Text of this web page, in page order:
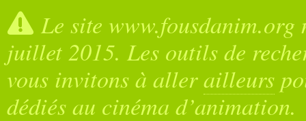
Le site
juillet 2015. Les outils de
vous invitons à allerailleurs
dédiés au cinéma d’animation.